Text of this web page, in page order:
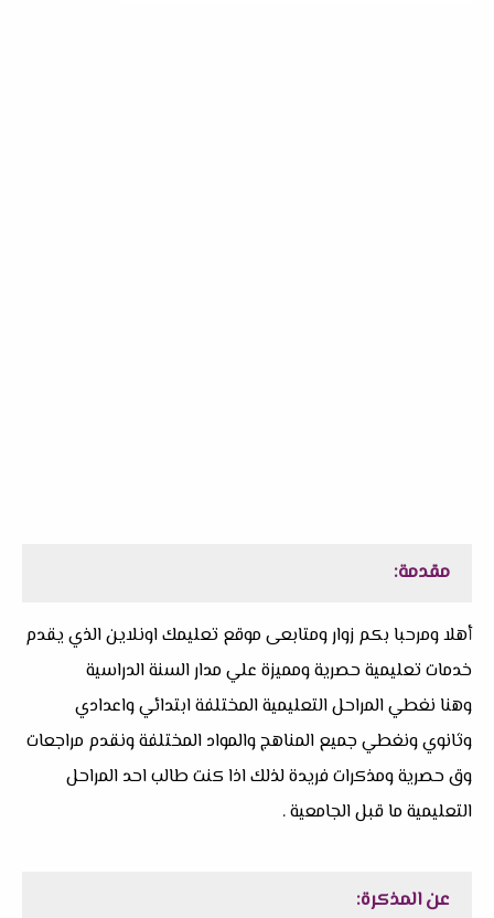
مقدمة:
أهلا ومرحبا بكم زوار ومتابعى موقع تعليمك اونلاين الذي يقدم
خدمات تعليمية حصرية ومميزة علي مدار السنة الدراسية
وهنا نغطي المراحل التعليمية المختلفة ابتدائي واعدادي
وثانوي ونغطي جميع المناهج والمواد المختلفة ونقدم مراجعات
وق حصرية ومذكرات فريدة لذلك اذا كنت طالب احد المراحل
التعليمية ما قبل الجامعية .
عن المذكرة: